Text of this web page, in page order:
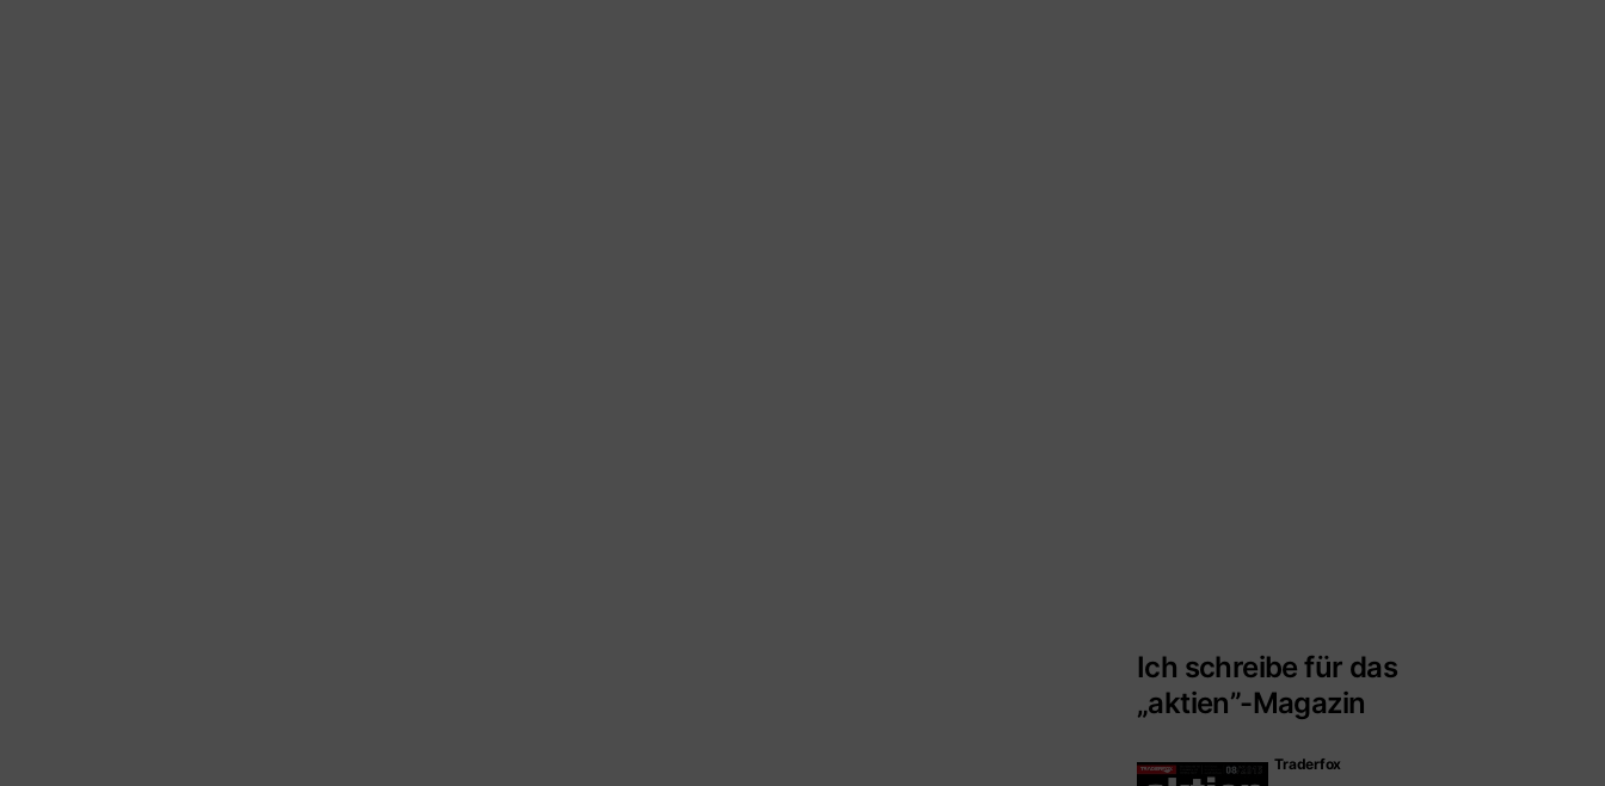
Ich schreibe für das
„aktien”-Magazin
Traderfox